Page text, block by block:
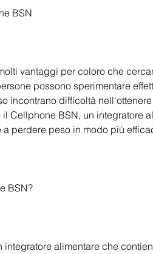
BSN
vantaggi per coloro che
possono sperimentare
incontrano difficoltà
Cellphone BSN, un integratore
a perdere peso in modo più
BSN?
integratore alimentare che